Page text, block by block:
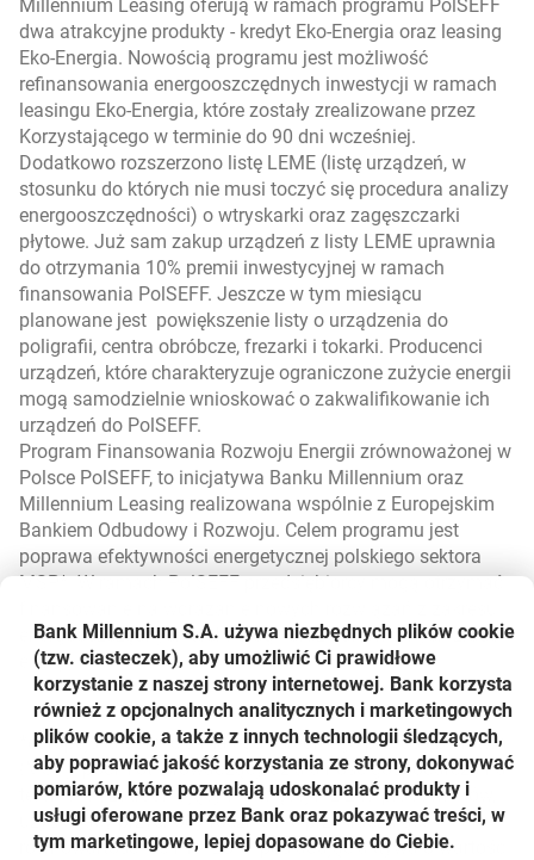
Millennium Leasing oferują w ramach programu PolSEFF
dwa atrakcyjne produkty - kredyt Eko-Energia oraz leasing
Eko-Energia. Nowością programu jest możliwość
refinansowania energooszczędnych inwestycji w ramach
leasingu Eko-Energia, które zostały zrealizowane przez
Korzystającego w terminie do 90 dni wcześniej.
Dodatkowo rozszerzono listę LEME (listę urządzeń, w
stosunku do których nie musi toczyć się procedura analizy
energooszczędności) o wtryskarki oraz zagęszczarki
płytowe. Już sam zakup urządzeń z listy LEME uprawnia
do otrzymania 10% premii inwestycyjnej w ramach
finansowania PolSEFF. Jeszcze w tym miesiącu
planowane jest powiększenie listy o urządzenia do
poligrafii, centra obróbcze, frezarki i tokarki. Producenci
urządzeń, które charakteryzuje ograniczone zużycie energii
mogą samodzielnie wnioskować o zakwalifikowanie ich
urządzeń do PolSEFF.
Program Finansowania Rozwoju Energii zrównoważonej w
Polsce PolSEFF, to inicjatywa Banku Millennium oraz
Millennium Leasing realizowana wspólnie z Europejskim
Bankiem Odbudowy i Rozwoju. Celem programu jest
poprawa efektywności energetycznej polskiego sektora
MSP*. W ramach PolSEFF przedsiębiorcy mogą otrzymać
energooszczędnych technologii oraz odnawialnych źródeł
energii.
*europejska definicja małego i średniego przedsiębiorstwa
(MŚP): podmiot prowadzący działalność gospodarczą na
terenie RP, zatrudniający nie więcej niż 249 pracowników,
uzyskujący przychody rocznie nie przekraczające
równowartości 50 mln EUR i posiadając aktywa o wartości
Bank Millennium S.A. używa niezbędnych plików cookie
(tzw. ciasteczek), aby umożliwić Ci prawidłowe
korzystanie z naszej strony internetowej. Bank korzysta
również z opcjonalnych analitycznych i marketingowych
plików cookie, a także z innych technologii śledzących,
aby poprawiać jakość korzystania ze strony, dokonywać
pomiarów, które pozwalają udoskonalać produkty i
usługi oferowane przez Bank oraz pokazywać treści, w
tym marketingowe, lepiej dopasowane do Ciebie.